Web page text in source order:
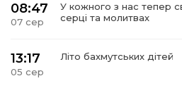
08:47
07 сер
У кожного з нас тепер
серці та молитвах
13:17
05 сер
Літо бахмутських дітей